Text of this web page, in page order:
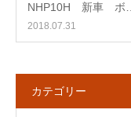
NHP10H 新車 ボ…
2018.07.31
カテゴリー